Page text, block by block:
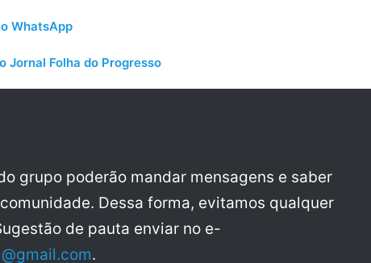
WhatsApp
Jornal Folha do Progresso
grupo poderão mandar mensagens e saber
Dessa forma, evitamos qualquer
de pauta enviar no e-
.